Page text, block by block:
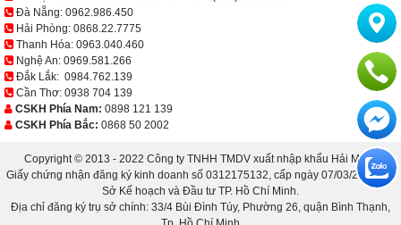
Đà Nẵng: 0962.986.450
Hải Phòng: 0868.22.7775
Thanh Hóa: 0963.040.460
Nghệ An: 0969.581.266
Đắk Lắk: 0984.762.139
Cần Thơ: 0938 704 139
CSKH Phía Nam: 0898 121 139
CSKH Phía Bắc: 0868 50 2002
Copyright © 2013 - 2022 Công ty TNHH TMDV xuất nhập khẩu Hải Minh.
Giấy chứng nhận đăng ký kinh doanh số 0312175132, cấp ngày 07/03/2013 bởi
Sở Kế hoạch và Đầu tư TP. Hồ Chí Minh.
Địa chỉ đăng ký trụ sở chính: 33/4 Bùi Đình Túy, Phường 26, quận Bình Thạnh,